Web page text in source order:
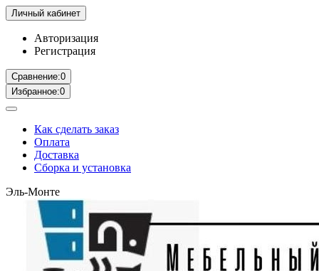
Личный кабинет
Авторизация
Регистрация
Сравнение:0
Избранное:0
Как сделать заказ
Оплата
Доставка
Сборка и установка
Эль-Монте